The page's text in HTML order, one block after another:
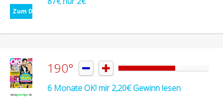
Zum Deal
190°  
6 Monate OK! mir 2,20€ Gewinn lesen